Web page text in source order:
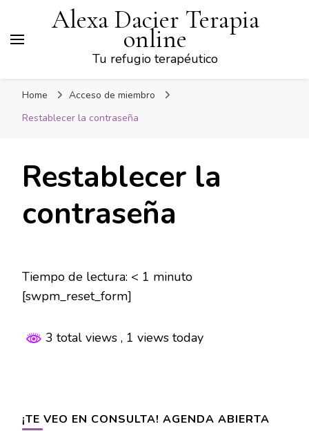
Alexa Dacier Terapia
online
Tu refugio terapéutico
Home
Acceso de miembro
Restablecer la contraseña
Restablecer la
contraseña
Tiempo de lectura: < 1 minuto
[swpm_reset_form]
3 total views , 1 views today
¡TE VEO EN CONSULTA! AGENDA ABIERTA